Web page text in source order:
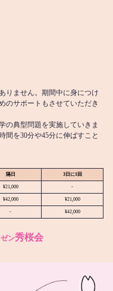
りません。期間中に身につけ
のサポートもさせていただき
の典型問題を実施していきま
間を30分や45分に伸ばすこと
隔日 3日に1回
¥21,000 -
¥42,000 ¥21,000
- ¥42,000
ン秀桜会